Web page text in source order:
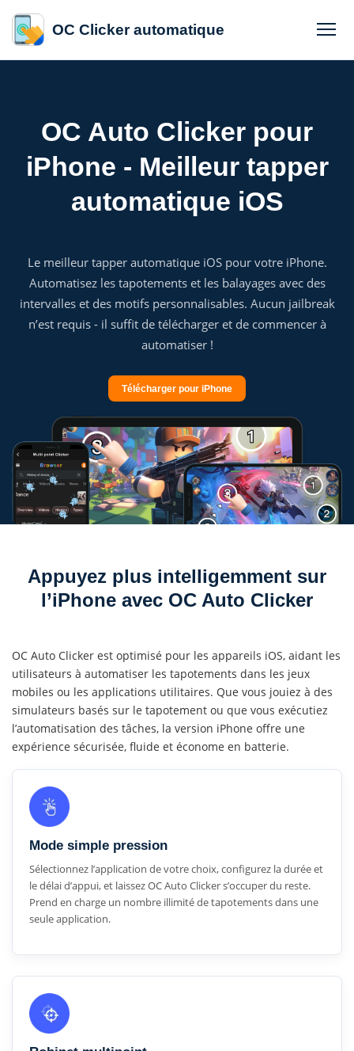
OC Clicker automatique
OC Auto Clicker pour
iPhone - Meilleur tapper
automatique iOS
Le meilleur tapper automatique iOS pour votre iPhone.
Automatisez les tapotements et les balayages avec des
intervalles et des motifs personnalisables. Aucun jailbreak
n’est requis - il suffit de télécharger et de commencer à
automatiser !
Télécharger pour iPhone
Appuyez plus intelligemment sur
l’iPhone avec OC Auto Clicker
OC Auto Clicker est optimisé pour les appareils iOS, aidant les
utilisateurs à automatiser les tapotements dans les jeux
mobiles ou les applications utilitaires. Que vous jouiez à des
simulateurs basés sur le tapotement ou que vous exécutiez
l’automatisation des tâches, la version iPhone offre une
expérience sécurisée, fluide et économe en batterie.
Mode simple pression
Sélectionnez l’application de votre choix, configurez la durée et
le délai d’appui, et laissez OC Auto Clicker s’occuper du reste.
Prend en charge un nombre illimité de tapotements dans une
seule application.